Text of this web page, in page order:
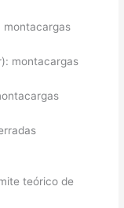
montacargas
montacargas
teórico de